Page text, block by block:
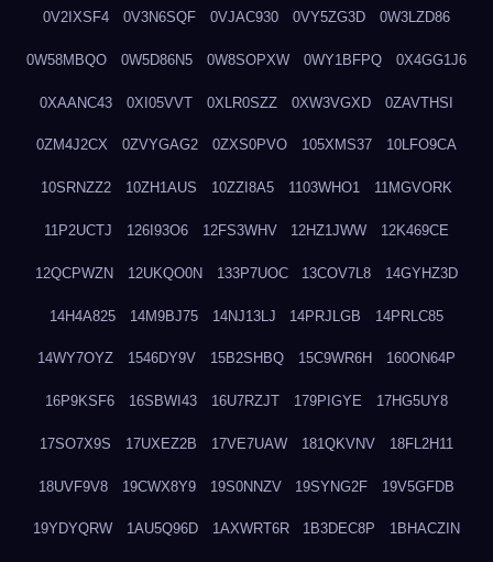
0V2IXSF4 0V3N6SQF 0VJAC930 0VY5ZG3D 0W3LZD86
0W58MBQO 0W5D86N5 0W8SOPXW 0WY1BFPQ 0X4GG1J6
0XAANC43 0XI05VVT 0XLR0SZZ 0XW3VGXD 0ZAVTHSI
0ZM4J2CX 0ZVYGAG2 0ZXS0PVO 105XMS37 10LFO9CA
10SRNZZ2 10ZH1AUS 10ZZI8A5 1103WHO1 11MGVORK
11P2UCTJ 126I93O6 12FS3WHV 12HZ1JWW 12K469CE
12QCPWZN 12UKQO0N 133P7UOC 13COV7L8 14GYHZ3D
14H4A825 14M9BJ75 14NJ13LJ 14PRJLGB 14PRLC85
14WY7OYZ 1546DY9V 15B2SHBQ 15C9WR6H 160ON64P
16P9KSF6 16SBWI43 16U7RZJT 179PIGYE 17HG5UY8
17SO7X9S 17UXEZ2B 17VE7UAW 181QKVNV 18FL2H11
18UVF9V8 19CWX8Y9 19S0NNZV 19SYNG2F 19V5GFDB
19YDYQRW 1AU5Q96D 1AXWRT6R 1B3DEC8P 1BHACZIN